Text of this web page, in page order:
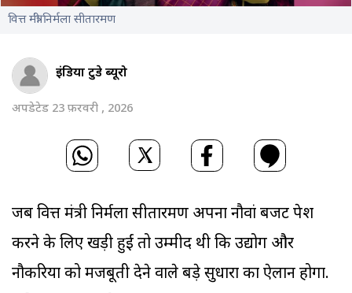
वित्त मंत्री ‌‌निर्मला सीतारमण
इंडिया टुडे ब्यूरो
अपडेटेड 23 फ़रवरी , 2026
जब वित्त मंत्री ‌‌निर्मला सीतारमण अपना नौवां बजट पेश
करने के लिए खड़ी हुईं तो उम्मीद थी कि उद्योग और
नौकरियों को मजबूती देने वाले बड़े सुधारों का ऐलान होगा.